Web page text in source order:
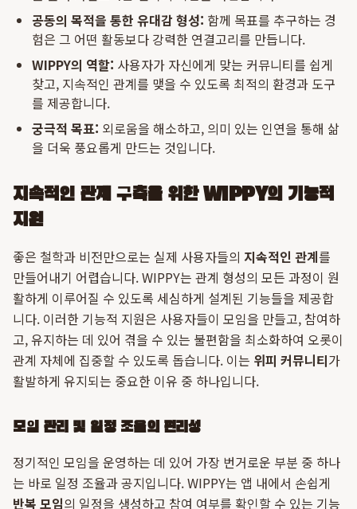
공동의 목적을 통한 유대감 형성: 함께 목표를 추구하는 경
험은 그 어떤 활동보다 강력한 연결고리를 만듭니다.
WIPPY의 역할: 사용자가 자신에게 맞는 커뮤니티를 쉽게
찾고, 지속적인 관계를 맺을 수 있도록 최적의 환경과 도구
를 제공합니다.
궁극적 목표: 외로움을 해소하고, 의미 있는 인연을 통해 삶
을 더욱 풍요롭게 만드는 것입니다.
지속적인 관계 구축을 위한 WIPPY의 기능적
지원
좋은 철학과 비전만으로는 실제 사용자들의 지속적인 관계를
만들어내기 어렵습니다. WIPPY는 관계 형성의 모든 과정이 원
활하게 이루어질 수 있도록 세심하게 설계된 기능들을 제공합
니다. 이러한 기능적 지원은 사용자들이 모임을 만들고, 참여하
고, 유지하는 데 있어 겪을 수 있는 불편함을 최소화하여 오롯이
관계 자체에 집중할 수 있도록 돕습니다. 이는 위피 커뮤니티가
활발하게 유지되는 중요한 이유 중 하나입니다.
모임 관리 및 일정 조율의 편리성
정기적인 모임을 운영하는 데 있어 가장 번거로운 부분 중 하나
는 바로 일정 조율과 공지입니다. WIPPY는 앱 내에서 손쉽게
반복 모임의 일정을 생성하고 참여 여부를 확인할 수 있는 기능